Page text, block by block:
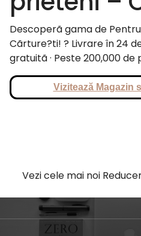
Descoperã gama de
Cãrture?ti! ? Livrare în 24
gratuitã · Peste 200,000
Vizitează Magazin
Vezi cele mai noi